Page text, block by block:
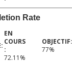
Rate
72.11%
77%